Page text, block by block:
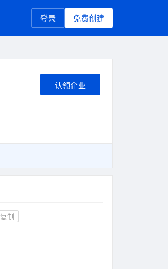
登录 免费创建
认领企业
复制